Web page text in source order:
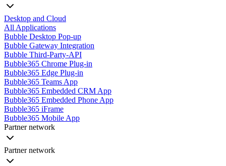
Desktop and Cloud
All Applications
Bubble Desktop Pop-up
Bubble Gateway Integration
Bubble Third-Party-API
Bubble365 Chrome Plug-in
Bubble365 Edge Plug-in
Bubble365 Teams App
Bubble365 Embedded CRM App
Bubble365 Embedded Phone App
Bubble365 iFrame
Bubble365 Mobile App
Partner network
Partner network